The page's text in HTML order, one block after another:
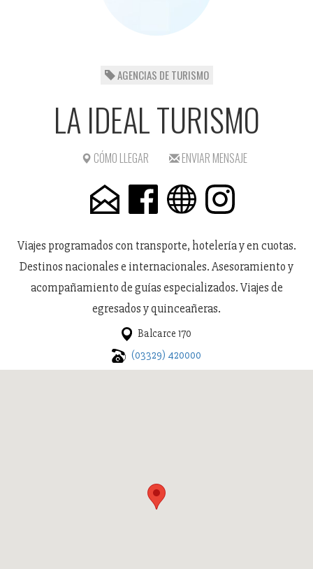
AGENCIAS DE TURISMO
LA IDEAL TURISMO
CÓMO LLEGAR ENVIAR MENSAJE
Viajes programados con transporte, hotelería y en cuotas.
Destinos nacionales e internacionales. Asesoramiento y
acompañamiento de guías especializados. Viajes de
egresados y quinceañeras.
Balcarce 170
(03329) 420000